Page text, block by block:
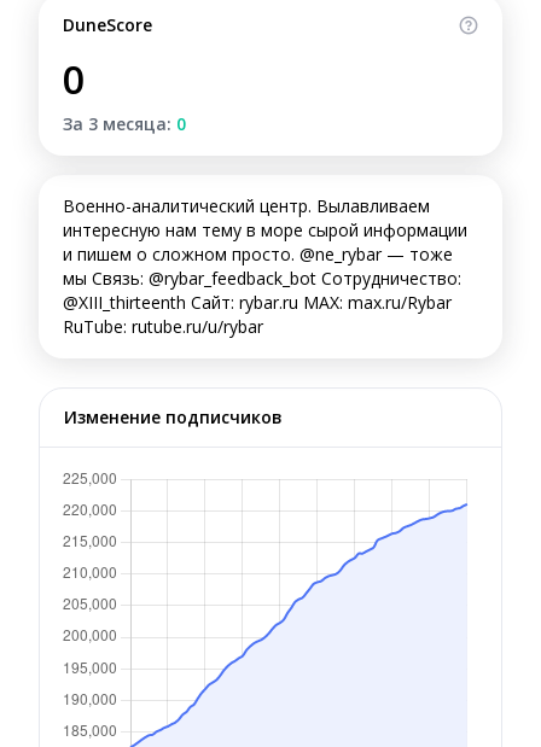
DuneScore
0
За 3 месяца: 0
Военно-аналитический центр. Вылавливаем
интересную нам тему в море сырой информации
и пишем о сложном просто. @ne_rybar — тоже
мы Связь: @rybar_feedback_bot Сотрудничество:
@XIII_thirteenth Сайт: rybar.ru MAX: max.ru/Rybar
RuTube: rutube.ru/u/rybar
Изменение подписчиков